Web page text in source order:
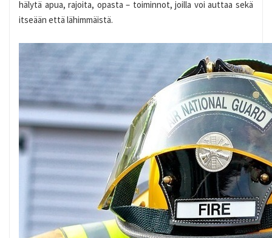
hälytä apua, rajoita, opasta – toiminnot, joilla voi auttaa sekä
itseään että lähimmäistä.